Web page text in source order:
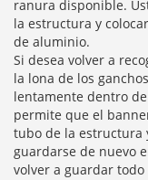
ranura disponible.
la estructura y
de aluminio.
Si desea volver a
la lona de los
lentamente dentro
permite que el
tubo de la estructura
guardarse de nuevo
volver a guardar todo